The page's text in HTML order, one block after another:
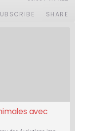
SHARE
avec